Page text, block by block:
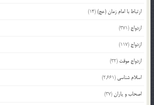
ارتباط با امام زمان (عج)(14)
ازدواج (371)
ازدواج (117)
ازدواج موقت (32)
اسلام شناسی (2,661)
اصحاب و یاران(37)